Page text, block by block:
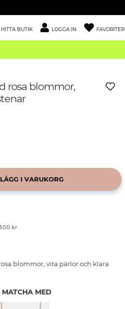
HITTA BUTIK LOGGA IN FAVORITER
rosa blommor,
LÄGG I VARUKORG
kr
blommor, vita pärlor och klara
MATCHA MED